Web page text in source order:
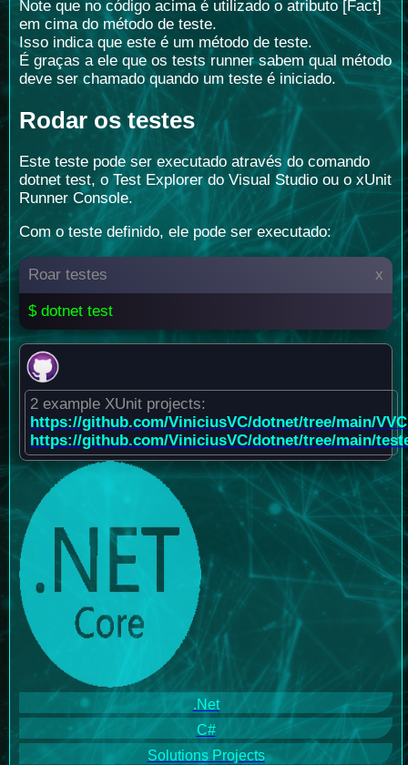
Note que no código acima é utilizado o atributo [Fact]
em cima do método de teste.
Isso indica que este é um método de teste.
É graças a ele que os tests runner sabem qual método
deve ser chamado quando um teste é iniciado.
Rodar os testes
Este teste pode ser executado através do comando
dotnet test, o Test Explorer do Visual Studio ou o xUnit
Runner Console.
Com o teste definido, ele pode ser executado:
Roar testes x
$ dotnet test
2 example XUnit projects:
https://github.com/ViniciusVC/dotnet/tree/main/
https://github.com/ViniciusVC/dotnet/tree/main/
.Net
C#
Solutions Projects